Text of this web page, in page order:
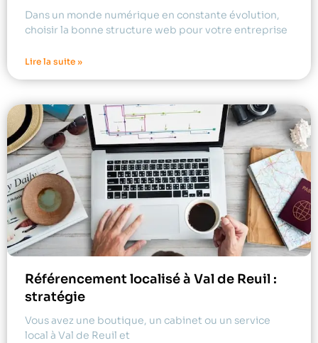
Dans un monde numérique en constante évolution,
choisir la bonne structure web pour votre entreprise
Lire la suite »
Référencement localisé à Val de Reuil :
stratégie
Vous avez une boutique, un cabinet ou un service
local à Val de Reuil et